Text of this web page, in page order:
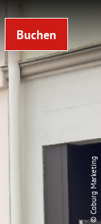
Buchen
© Coburg Marketing